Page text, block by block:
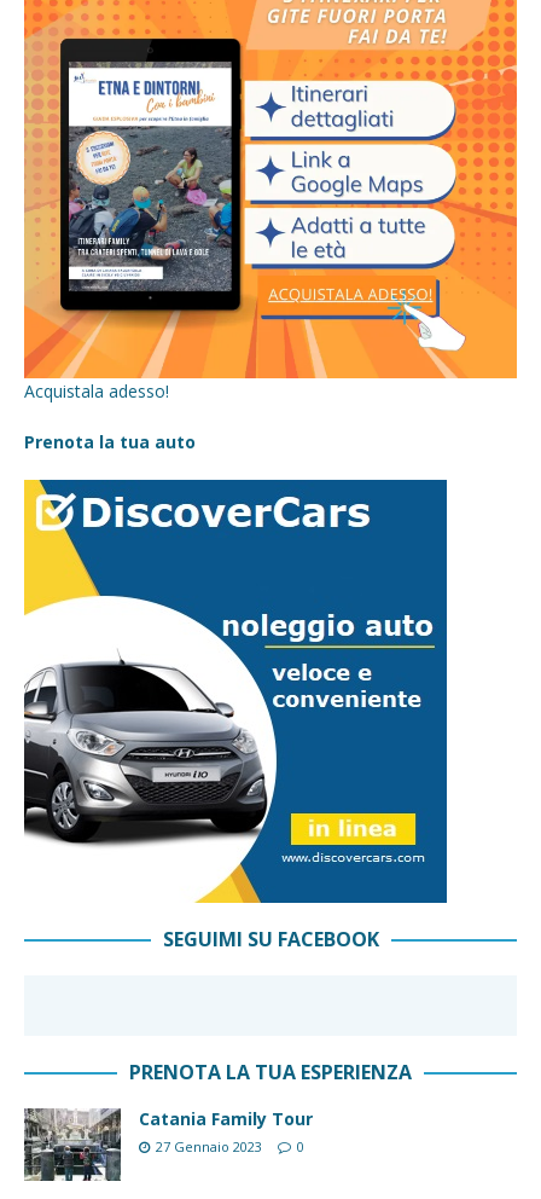
Acquistala adesso!
Prenota la tua auto
SEGUIMI SU FACEBOOK
PRENOTA LA TUA ESPERIENZA
Catania Family Tour
27 Gennaio 2023 0